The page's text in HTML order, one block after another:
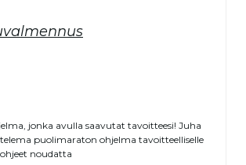
jonka avulla saavutat tavoitteesi! Juha
puolimaraton ohjelma tavoitteelliselle
noudatta